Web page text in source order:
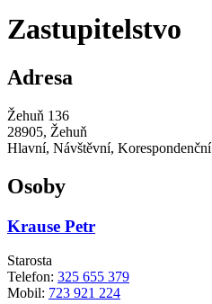
Zastupitelstvo
Adresa
Žehuň 136
28905, Žehuň
Hlavní, Návštěvní, Korespondenční
Osoby
Krause Petr
Starosta
Telefon: 325 655 379
Mobil: 723 921 224